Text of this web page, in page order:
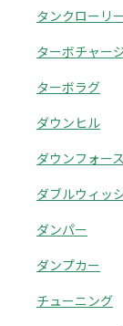
タンクローリ
ターボチャー
ターボラグ
ダウンヒル
ダウンフォース
ダブルウィッ
ダンパー
ダンプカー
チューニング